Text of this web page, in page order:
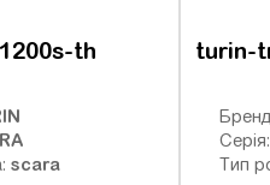
th
scara
turin-
Серія:
Тип